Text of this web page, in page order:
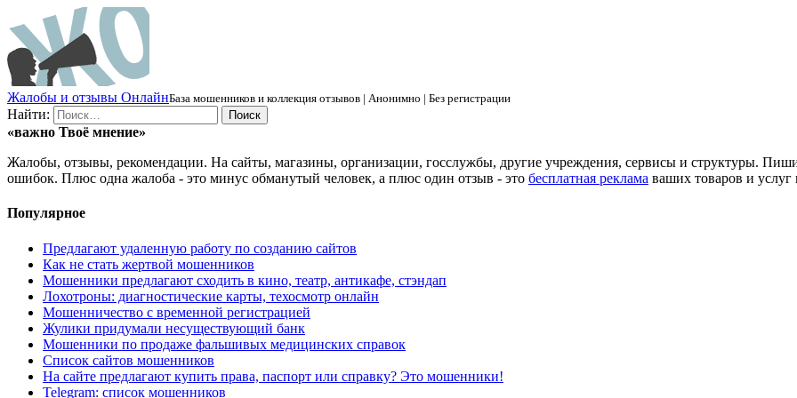
Жалобы и отзывы ОнлайнБаза мошенников и коллекция отзывов | Анонимно | Без регистрации
Найти:
«важно Твоё мнение»
Жалобы, отзывы, рекомендации. На сайты, магазины, организации, госслужбы, другие учреждения, сервисы и структуры.
ошибок. Плюс одна жалоба - это минус обманутый человек, а плюс один отзыв - это бесплатная реклама ваших товаров и услуг
Популярное
Предлагают удаленную работу по созданию сайтов
Как не стать жертвой мошенников
Мошенники предлагают сходить в кино, театр, антикафе, стэндап
Лохотроны: диагностические карты, техосмотр онлайн
Мошенничество с временной регистрацией
Жулики придумали несуществующий банк
Мошенники по продаже фальшивых медицинских справок
Список сайтов мошенников
На сайте предлагают купить права, паспорт или справку? Это мошенники!
Telegram: список мошенников